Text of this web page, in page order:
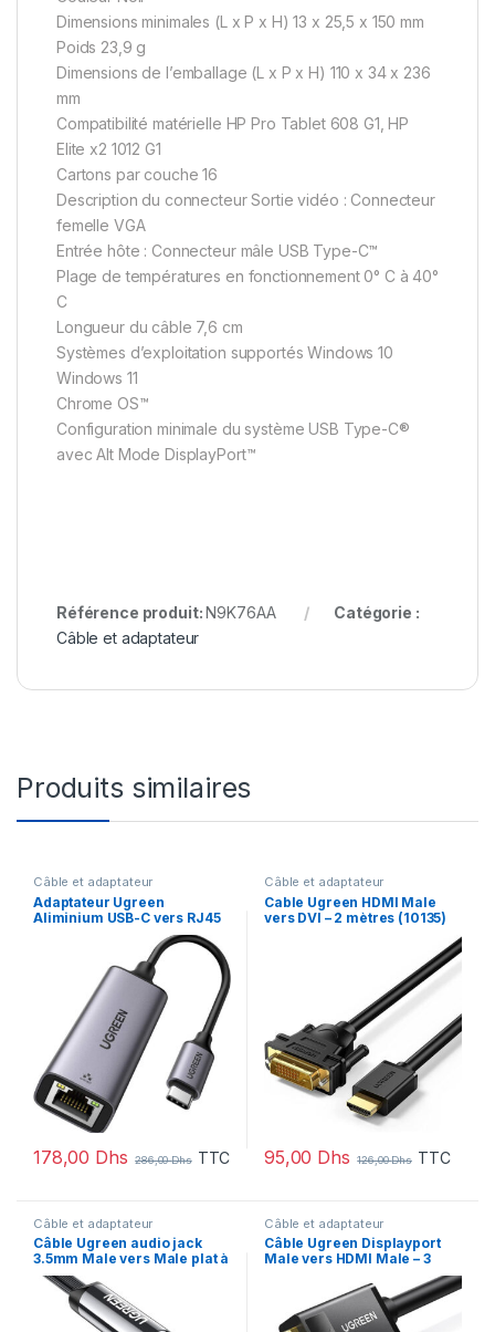
Dimensions minimales (L x P x H) 13 x 25,5 x 150 mm
Poids 23,9 g
Dimensions de l’emballage (L x P x H) 110 x 34 x 236
mm
Compatibilité matérielle HP Pro Tablet 608 G1, HP
Elite x2 1012 G1
Cartons par couche 16
Description du connecteur Sortie vidéo : Connecteur
femelle VGA
Entrée hôte : Connecteur mâle USB Type-C™
Plage de températures en fonctionnement 0° C à 40°
C
Longueur du câble 7,6 cm
Systèmes d’exploitation supportés Windows 10
Windows 11
Chrome OS™
Configuration minimale du système USB Type-C®️
avec Alt Mode DisplayPort™
Référence produit:N9K76AA
Catégorie :
Câble et adaptateur
Produits similaires
Câble et adaptateur
Adaptateur Ugreen
Aliminium USB-C vers RJ45
178,00 Dhs 286,00Dhs TTC
Câble et adaptateur
Cable Ugreen HDMI Male
vers DVI – 2 mètres (10135)
95,00 Dhs 126,00Dhs TTC
Câble et adaptateur
Câble Ugreen audio jack
3.5mm Male vers Male plat à
angle Câble – 1.5 mètre
(10598)
Câble et adaptateur
Câble Ugreen Displayport
Male vers HDMI Male – 3